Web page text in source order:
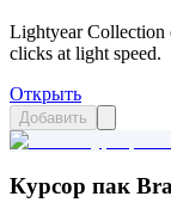
Lightyear Collection
clicks at light speed.
Открыть
Добавить
Курсор пак